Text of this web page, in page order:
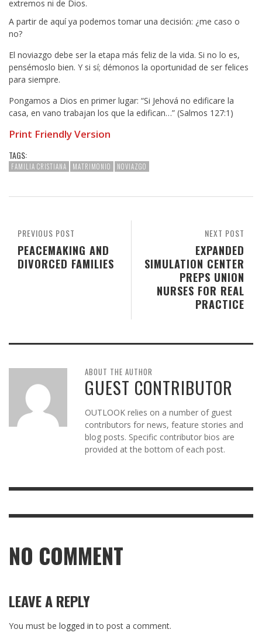
extremos ni de Dios.
A partir de aquí ya podemos tomar una decisión: ¿me caso o
no?
El noviazgo debe ser la etapa más feliz de la vida. Si no lo es,
pensémoslo bien. Y si sí; démonos la oportunidad de ser felices
para siempre.
Pongamos a Dios en primer lugar: “Si Jehová no edificare la
casa, en vano trabajan los que la edifican…” (Salmos 127:1)
Print Friendly Version
TAGS:
FAMILIA CRISTIANA MATRIMONIO NOVIAZGO
NEXT POST
EXPANDED
SIMULATION CENTER
PREPS UNION
NURSES FOR REAL
PRACTICE
PREVIOUS POST
PEACEMAKING AND
DIVORCED FAMILIES
ABOUT THE AUTHOR
GUEST CONTRIBUTOR
OUTLOOK relies on a number of guest
contributors for news, feature stories and
blog posts. Specific contributor bios are
provided at the bottom of each post.
NO COMMENT
LEAVE A REPLY
You must be logged in to post a comment.